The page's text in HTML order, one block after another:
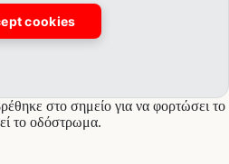
cookies
στο σημείο για να φορτώσει το
το οδόστρωμα.